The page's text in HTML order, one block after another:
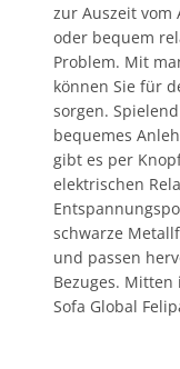
zur Auszeit vom
oder bequem
Problem. Mit
können Sie für
sorgen.
bequemes
gibt es per
elektrischen
schwarze
und passen
Bezuges.
Sofa Global